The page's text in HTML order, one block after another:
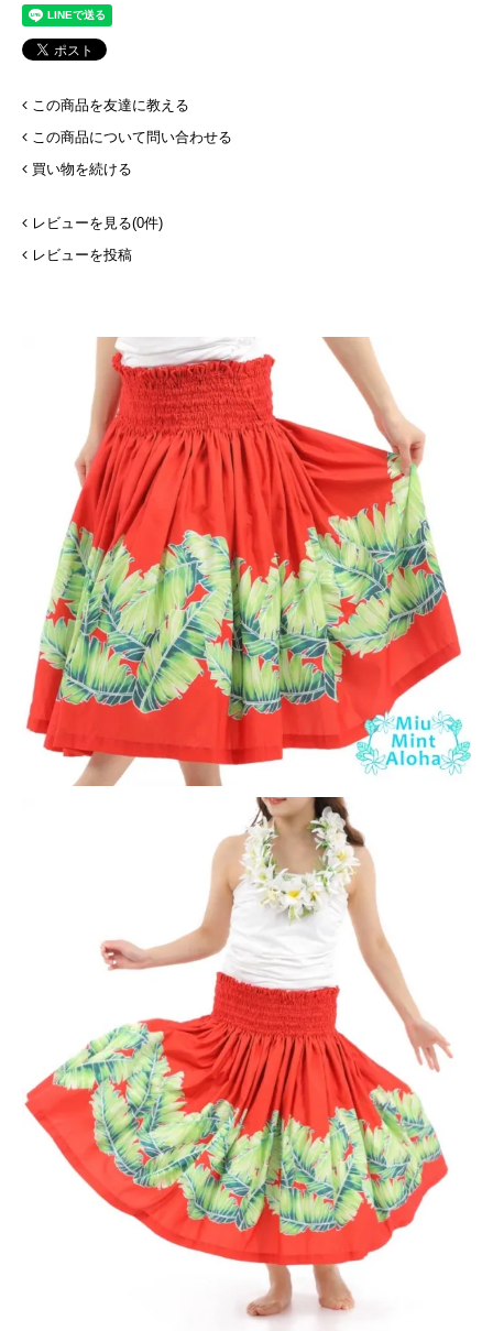
この商品を友達に教える
この商品について問い合わせる
買い物を続ける
レビューを見る(0件)
レビューを投稿